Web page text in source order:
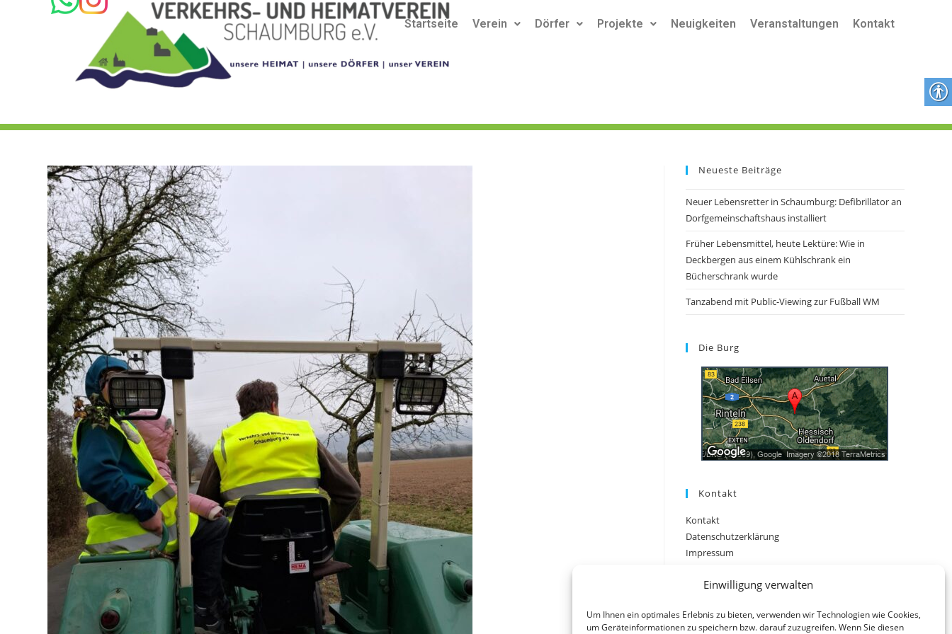
Einwilligung verwalten
Um Ihnen ein optimales Erlebnis zu bieten, verwenden wir Technologien wie Cookies,
um Geräteinformationen zu speichern bzw. darauf zuzugreifen. Wenn Sie diesen
Startseite Verein Dörfer Projekte Neuigkeiten Veranstaltungen Kontakt
Neueste Beiträge
Neuer Lebensretter in Schaumburg: Defibrillator an
Dorfgemeinschaftshaus installiert
Früher Lebensmittel, heute Lektüre: Wie in
Deckbergen aus einem Kühlschrank ein
Bücherschrank wurde
Tanzabend mit Public-Viewing zur Fußball WM
Die Burg
Kontakt
Kontakt
Datenschutzerklärung
Impressum